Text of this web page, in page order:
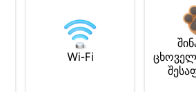
Wi-Fi